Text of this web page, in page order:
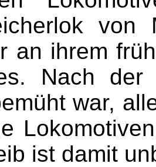
von
an ihrem
Nach
war,
ist damit